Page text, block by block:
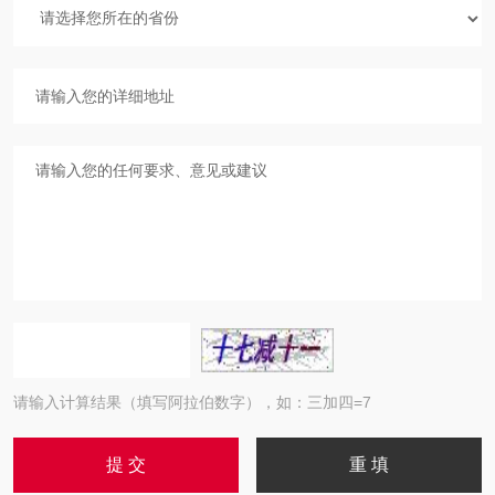
请输入计算结果（填写阿拉伯数字），如：三加四=7